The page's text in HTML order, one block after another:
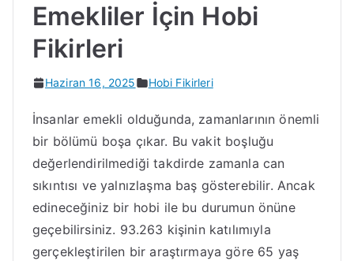
Emekliler İçin Hobi
Fikirleri
Haziran 16, 2025 Hobi Fikirleri
İnsanlar emekli olduğunda, zamanlarının önemli
bir bölümü boşa çıkar. Bu vakit boşluğu
değerlendirilmediği takdirde zamanla can
sıkıntısı ve yalnızlaşma baş gösterebilir. Ancak
edineceğiniz bir hobi ile bu durumun önüne
geçebilirsiniz. 93.263 kişinin katılımıyla
gerçekleştirilen bir araştırmaya göre 65 yaş